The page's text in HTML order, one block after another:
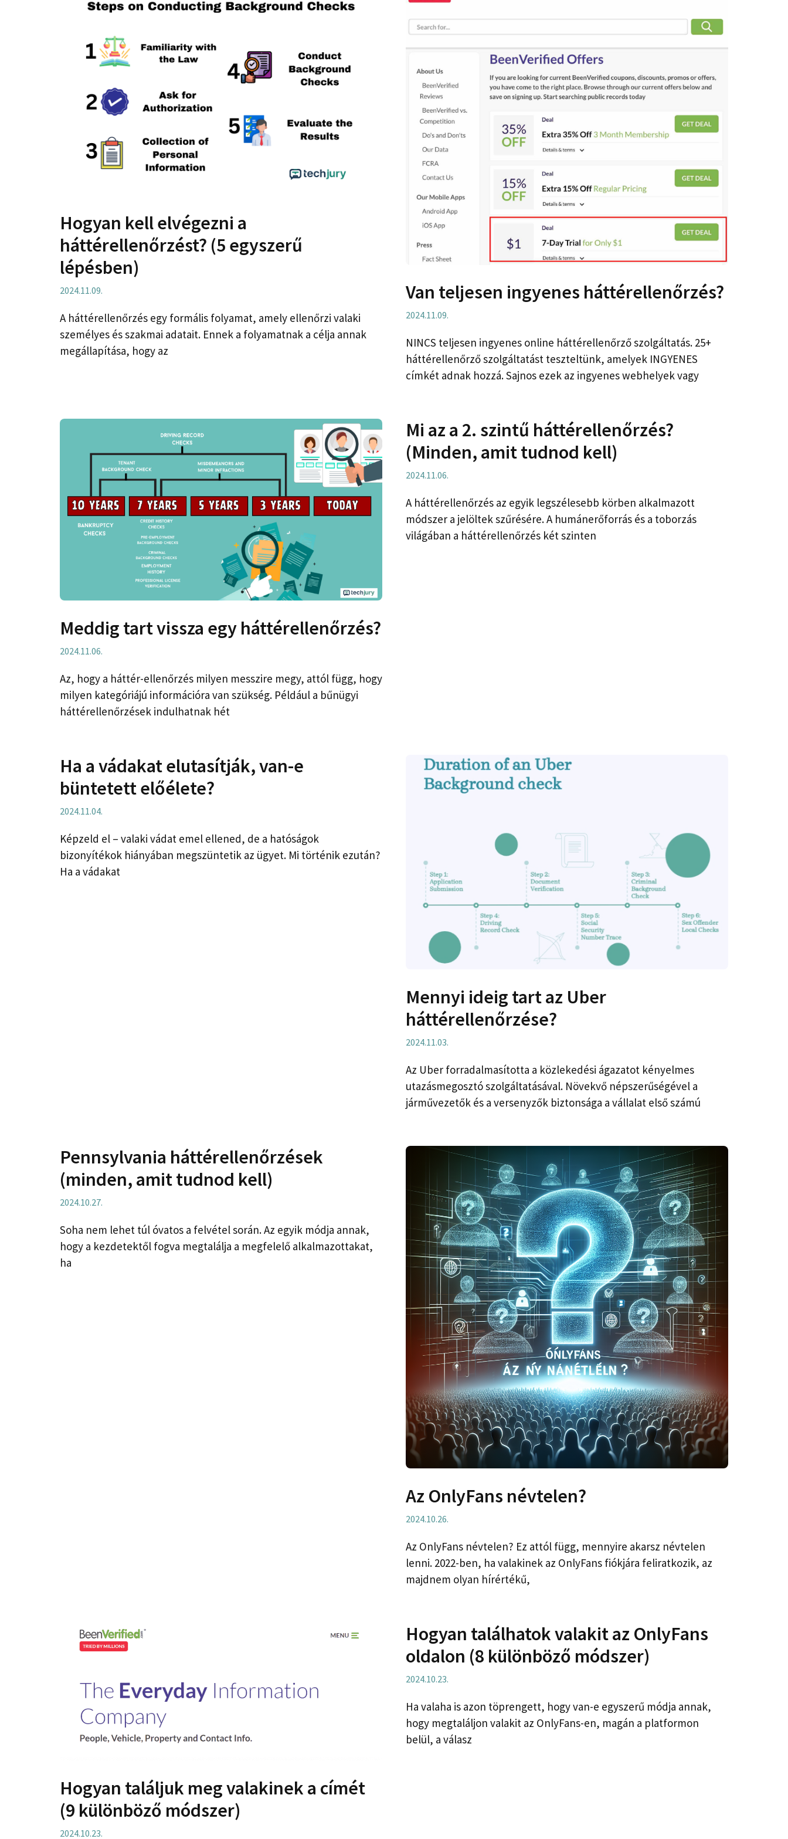
Hogyan kell elvégezni a
háttérellenőrzést? (5 egyszerű
lépésben)
2024.11.09.
A háttérellenőrzés egy formális folyamat, amely ellenőrzi valaki
személyes és szakmai adatait. Ennek a folyamatnak a célja annak
megállapítása, hogy az
Van teljesen ingyenes háttérellenőrzés?
2024.11.09.
NINCS teljesen ingyenes online háttérellenőrző szolgáltatás. 25+
háttérellenőrző szolgáltatást teszteltünk, amelyek INGYENES
címkét adnak hozzá. Sajnos ezek az ingyenes webhelyek vagy
Meddig tart vissza egy háttérellenőrzés?
2024.11.06.
Az, hogy a háttér-ellenőrzés milyen messzire megy, attól függ, hogy
milyen kategóriájú információra van szükség. Például a bűnügyi
háttérellenőrzések indulhatnak hét
Mi az a 2. szintű háttérellenőrzés?
(Minden, amit tudnod kell)
2024.11.06.
A háttérellenőrzés az egyik legszélesebb körben alkalmazott
módszer a jelöltek szűrésére. A humánerőforrás és a toborzás
világában a háttérellenőrzés két szinten
Ha a vádakat elutasítják, van-e
büntetett előélete?
2024.11.04.
Képzeld el – valaki vádat emel ellened, de a hatóságok
bizonyítékok hiányában megszüntetik az ügyet. Mi történik ezután?
Ha a vádakat
Mennyi ideig tart az Uber
háttérellenőrzése?
2024.11.03.
Az Uber forradalmasította a közlekedési ágazatot kényelmes
utazásmegosztó szolgáltatásával. Növekvő népszerűségével a
járművezetők és a versenyzők biztonsága a vállalat első számú
Pennsylvania háttérellenőrzések
(minden, amit tudnod kell)
2024.10.27.
Soha nem lehet túl óvatos a felvétel során. Az egyik módja annak,
hogy a kezdetektől fogva megtalálja a megfelelő alkalmazottakat,
ha
Az OnlyFans névtelen?
2024.10.26.
Az OnlyFans névtelen? Ez attól függ, mennyire akarsz névtelen
lenni. 2022-ben, ha valakinek az OnlyFans fiókjára feliratkozik, az
majdnem olyan hírértékű,
Hogyan találjuk meg valakinek a címét
(9 különböző módszer)
2024.10.23.
Hogyan találhatok valakit az OnlyFans
oldalon (8 különböző módszer)
2024.10.23.
Ha valaha is azon töprengett, hogy van-e egyszerű módja annak,
hogy megtaláljon valakit az OnlyFans-en, magán a platformon
belül, a válasz